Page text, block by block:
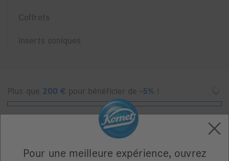
Coffrets
Inserts soniques
Plus que 200 € pour bénéficier de-5% !
Pour une meilleure expérience, ouvrez